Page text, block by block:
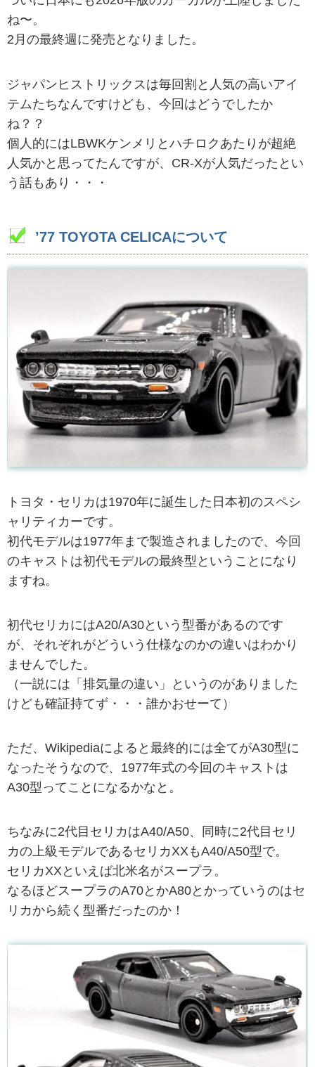
ね〜。
2月の最終週に発売となりました。
ジャパンヒストリックスは毎回割と人気の高いアイ
テムたちなんですけども、今回はどうでしたか
ね？？
個人的にはLBWKケンメリとハチロクあたりが超絶
人気かと思ってたんですが、CR-Xが人気だったとい
う話もあり・・・
’77 TOYOTA CELICAについて
トヨタ・セリカは1970年に誕生した日本初のスペシ
ャリティカーです。
初代モデルは1977年まで製造されましたので、今回
のキャストは初代モデルの最終型ということになり
ますね。
初代セリカにはA20/A30という型番があるのです
が、それぞれがどういう仕様なのかの違いはわかり
ませんでした。
（一説には「排気量の違い」というのがありました
けども確証持てず・・・誰かおせーて）
ただ、Wikipediaによると最終的には全てがA30型に
なったそうなので、1977年式の今回のキャストは
A30型ってことになるかなと。
ちなみに2代目セリカはA40/A50、同時に2代目セリ
カの上級モデルであるセリカXXもA40/A50型で。
セリカXXといえば北米名がスープラ。
なるほどスープラのA70とかA80とかっていうのはセ
リカから続く型番だったのか！